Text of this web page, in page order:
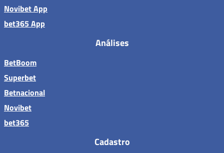
Novibet App
bet365 App
Análises
BetBoom
Superbet
Betnacional
Novibet
bet365
Cadastro